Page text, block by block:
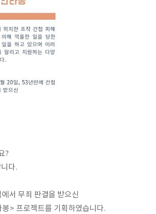
?
다.
서 무죄 판결을 받으신
> 프로젝트를 기획하였습니다.